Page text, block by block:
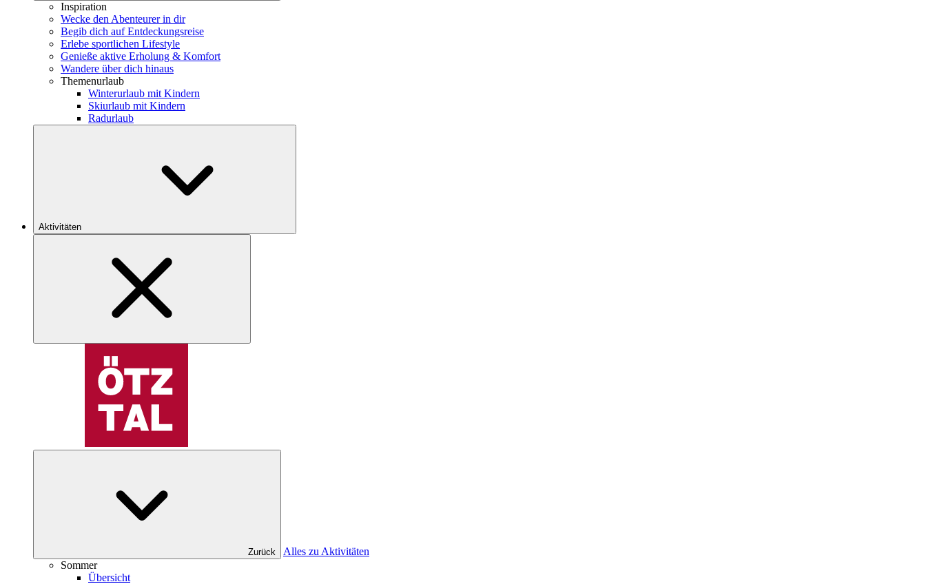
Inspiration
Wecke den Abenteurer in dir
Begib dich auf Entdeckungsreise
Erlebe sportlichen Lifestyle
Genieße aktive Erholung & Komfort
Wandere über dich hinaus
Themenurlaub
Winterurlaub mit Kindern
Skiurlaub mit Kindern
Radurlaub
Aktivitäten
Zurück
Alles zu Aktivitäten
Sommer
Übersicht